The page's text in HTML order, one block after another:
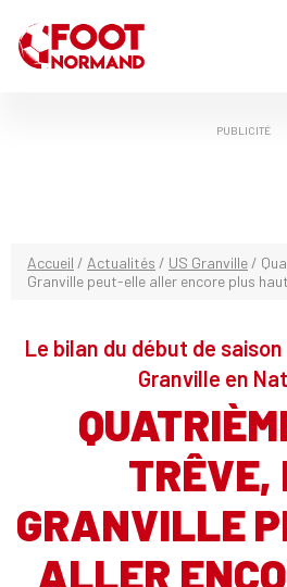
PUBLICITÉ
Accueil / Actualités / US Granville /
Granville peut-elle aller encore plus
Le bilan du début de
Granville en
TRÊVE,
GRANVILLE
ALLER